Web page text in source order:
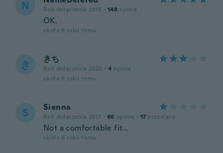
N Rok dołączenia 2018 · 148 opinie
OK.
około 6 roku temu
き きち
Rok dołączenia 2020 · 4 opinie
około 6 roku temu
S Sienna
Rok dołączenia 2017 · 66 opinie · 17 przesłane
Not a comfortable fit...
około 6 roku temu